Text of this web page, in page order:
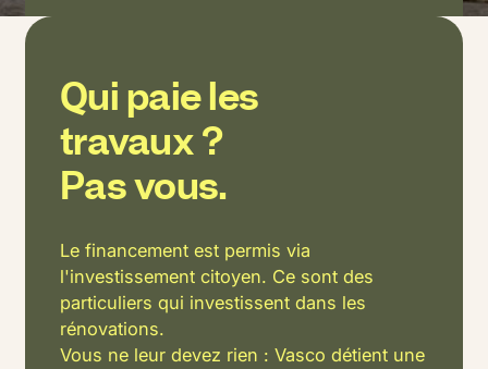
Qui paie les
travaux ?
Pas vous.
Le financement est permis via
l'investissement citoyen. Ce sont des
particuliers qui investissent dans les
rénovations.
Vous ne leur devez rien : Vasco détient une